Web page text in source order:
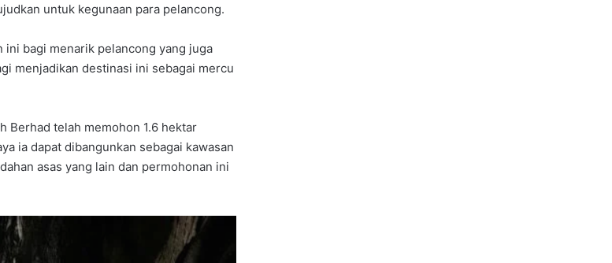
untuk kegunaan para pelancong.
ini bagi menarik pelancong yang juga
menjadikan destinasi ini sebagai mercu
Berhad telah memohon 1.6 hektar
ia dapat dibangunkan sebagai kawasan
asas yang lain dan permohonan ini